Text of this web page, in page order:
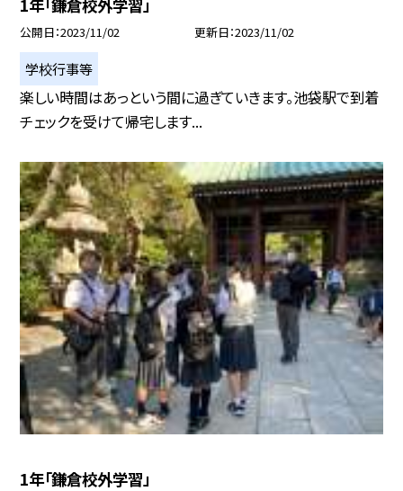
1年「鎌倉校外学習」
公開日 2023/11/02 更新日 2023/11/02
学校行事等
楽しい時間はあっという間に過ぎていきます。池袋駅で到着
チェックを受けて帰宅します...
1年「鎌倉校外学習」